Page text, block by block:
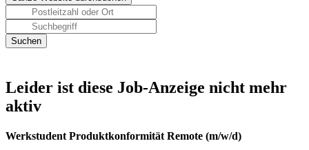
Leider ist diese Job-Anzeige nicht mehr
aktiv
Werkstudent Produktkonformität Remote (m/w/d)